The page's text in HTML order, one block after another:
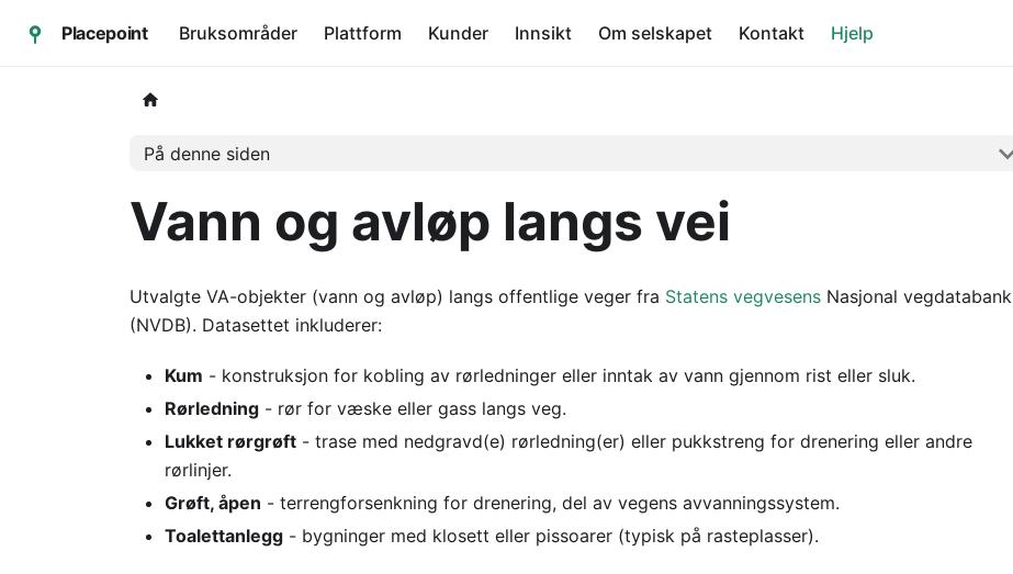
Placepoint Bruksområder Plattform Kunder Innsikt Om selskapet Kontakt Hjelp
På denne siden
Vann og avløp langs vei
Utvalgte VA-objekter (vann og avløp) langs offentlige veger fra Statens vegvesens Nasjonal vegdatabank
(NVDB). Datasettet inkluderer:
Kum - konstruksjon for kobling av rørledninger eller inntak av vann gjennom rist eller sluk.
Rørledning - rør for væske eller gass langs veg.
Lukket rørgrøft - trase med nedgravd(e) rørledning(er) eller pukkstreng for drenering eller andre
rørlinjer.
Grøft, åpen - terrengforsenkning for drenering, del av vegens avvanningssystem.
Toalettanlegg - bygninger med klosett eller pissoarer (typisk på rasteplasser).